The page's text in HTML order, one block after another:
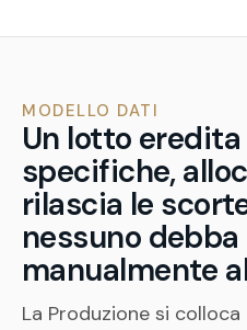
MODELLO DATI
Un lotto
specifiche,
rilascia le
nessuno
manualmente
La Produzione si